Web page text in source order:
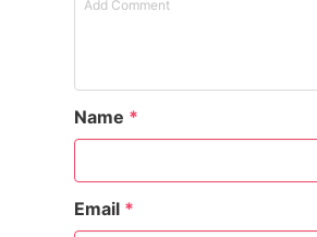
Name *
Email *